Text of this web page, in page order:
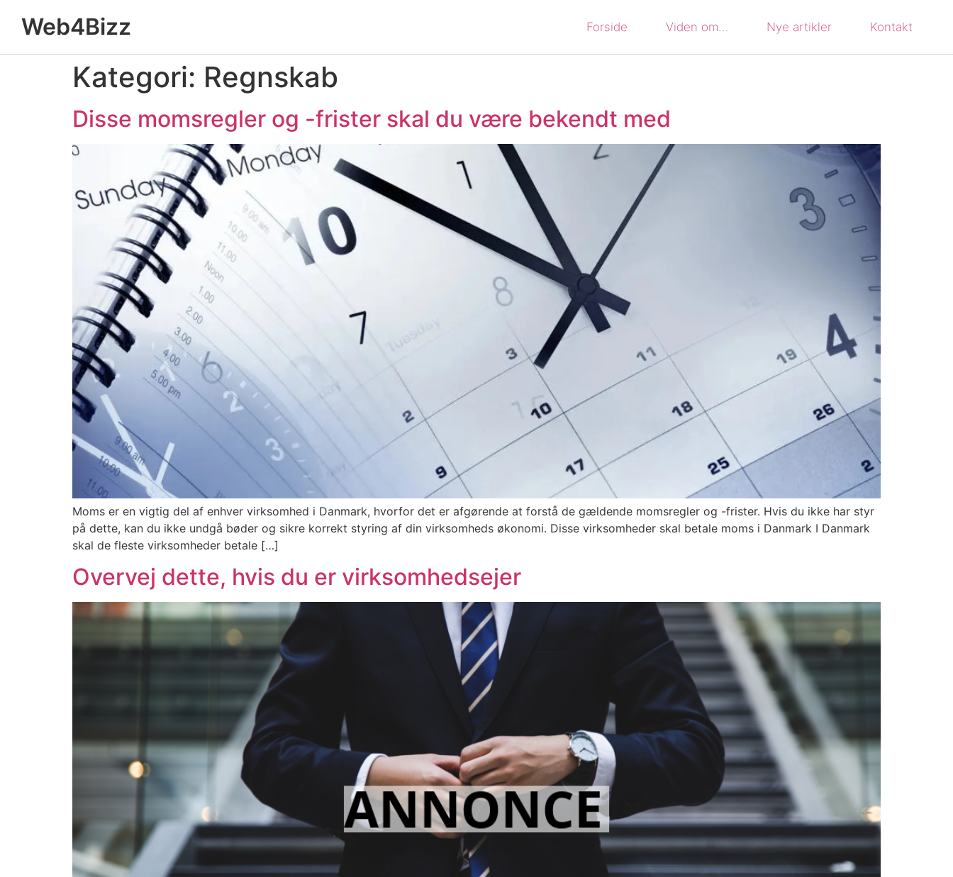
Web4Bizz Forside Viden om… Nye artikler Kontakt
Kategori: Regnskab
Disse momsregler og -frister skal du være bekendt med
Moms er en vigtig del af enhver virksomhed i Danmark, hvorfor det er afgørende at forstå de gældende momsregler og -frister. Hvis du ikke har styr
på dette, kan du ikke undgå bøder og sikre korrekt styring af din virksomheds økonomi. Disse virksomheder skal betale moms i Danmark I Danmark
skal de fleste virksomheder betale […]
Overvej dette, hvis du er virksomhedsejer